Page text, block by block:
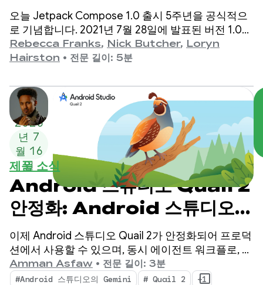
오늘 Jetpack Compose 1.0 출시 5주년을 공식적으
로 기념합니다. 2021년 7월 28일에 발표된 버전 1.0부
터 최신 1.11 출시까지, API가 수년에 걸쳐 크게 발전해
왔으며, 이 순간을 기념하고자 합니다.
Rebecca Franks, Nick Butcher, Loryn
Hairston • 전문 길이: 5분
2026
년 7
월 16
일
제품 소식
Android 스튜디오 Quail 2
안정화: Android 스튜디오
AI 에이전트로 멀티태스크 실
행
이제 Android 스튜디오 Quail 2가 안정화되어 프로덕
션에서 사용할 수 있으며, 동시 에이전트 워크플로, 기
본적으로 통합된 메모리 누수 프로파일링, 컨텍스트
인식 충돌 해결을 통해 IDE를 전환할 수 있습니다.
Amman Asfaw • 전문 길이: 3분
#Android 스튜디오의 Gemini # Quail 2 +1